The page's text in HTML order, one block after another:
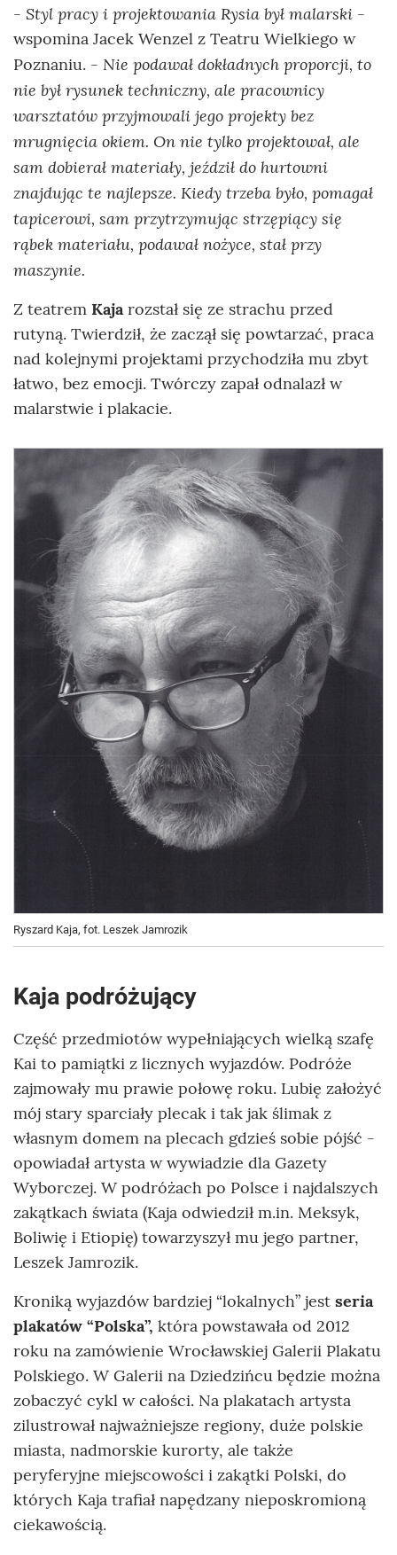
- Styl pracy i projektowania Rysia był malarski -
wspomina Jacek Wenzel z Teatru Wielkiego w
Poznaniu. - Nie podawał dokładnych proporcji, to
nie był rysunek techniczny, ale pracownicy
warsztatów przyjmowali jego projekty bez
mrugnięcia okiem. On nie tylko projektował, ale
sam dobierał materiały, jeździł do hurtowni
znajdując te najlepsze. Kiedy trzeba było, pomagał
tapicerowi, sam przytrzymując strzępiący się
rąbek materiału, podawał nożyce, stał przy
maszynie.
Z teatrem Kaja rozstał się ze strachu przed
rutyną. Twierdził, że zaczął się powtarzać, praca
nad kolejnymi projektami przychodziła mu zbyt
łatwo, bez emocji. Twórczy zapał odnalazł w
malarstwie i plakacie.
Ryszard Kaja, fot. Leszek Jamrozik
Kaja podróżujący
Część przedmiotów wypełniających wielką szafę
Kai to pamiątki z licznych wyjazdów. Podróże
zajmowały mu prawie połowę roku. Lubię założyć
mój stary sparciały plecak i tak jak ślimak z
własnym domem na plecach gdzieś sobie pójść -
opowiadał artysta w wywiadzie dla Gazety
Wyborczej. W podróżach po Polsce i najdalszych
zakątkach świata (Kaja odwiedził m.in. Meksyk,
Boliwię i Etiopię) towarzyszył mu jego partner,
Leszek Jamrozik.
Kroniką wyjazdów bardziej “lokalnych” jest seria
plakatów “Polska”, która powstawała od 2012
roku na zamówienie Wrocławskiej Galerii Plakatu
Polskiego. W Galerii na Dziedzińcu będzie można
zobaczyć cykl w całości. Na plakatach artysta
zilustrował najważniejsze regiony, duże polskie
miasta, nadmorskie kurorty, ale także
peryferyjne miejscowości i zakątki Polski, do
których Kaja trafiał napędzany nieposkromioną
ciekawością.